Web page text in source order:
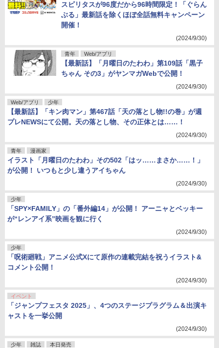
スピリタスが96度だから96時間限定！「ぐらん
ぶる」最新話を除くほぼ全話無料キャンペーン
開催！
(2024/9/30)
青年 Web/アプリ
【最新話】「月曜日のたわわ」第109話「黒子
ちゃん その3」がヤンマガWebで公開！
(2024/9/30)
Web/アプリ 少年
【最新話】「キン肉マン」第467話「天の落とし物!!の巻」が週
プレNEWSにて公開。天の落とし物、その正体とは……！
(2024/9/30)
青年 漫画家
イラスト「月曜日のたわわ」その502「はッ……まさか……！」
が公開！ いつもと少し違うアイちゃん
(2024/9/30)
少年
「SPY×FAMILY」の「番外編14」が公開！ アーニャとベッキー
が“レンアイ系”映画を観に行く
(2024/9/30)
少年
「呪術廻戦」アニメ公式Xにて原作の連載完結を祝うイラスト&
コメント公開！
(2024/9/30)
イベント
「ジャンプフェスタ 2025」、4つのステージプラグラム＆出演キ
ャストを一挙公開
(2024/9/30)
少年 雑誌 本日発売